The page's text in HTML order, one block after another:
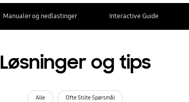
Manualer og nedlastinger Interactive Guide
Løsninger og tips
Alle Ofte Stilte Spørsmål